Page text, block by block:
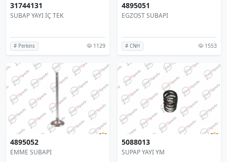
31744131
SUBAP YAYI İÇ TEK
# Perkins 1129
4895051
EGZOST SUBAPI
# CNH 1553
4895052
EMME SUBAPI
5088013
SUPAP YAYI YM